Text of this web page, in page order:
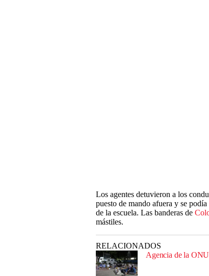
Los agentes detuvieron a los
puesto de mando afuera y se
de la escuela. Las banderas de
mástiles.
RELACIONADOS
Agencia de la